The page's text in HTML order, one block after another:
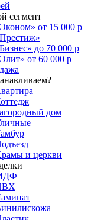
сегмент
от 15 000 р
до 70 000 р
от 60 000 р
дом
и церкви